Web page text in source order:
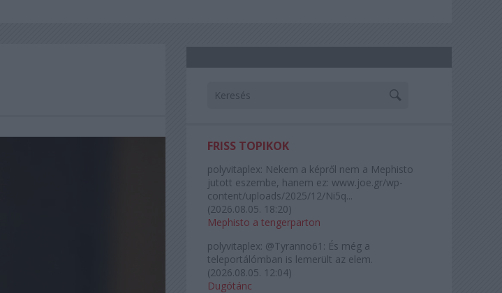
FRISS TOPIKOK
polyvitaplex: Nekem a képről nem a Mephisto
jutott eszembe, hanem ez: www.joe.gr/wp-
content/uploads/2025/12/Ni5q...
(2026.08.05. 18:20)
Mephisto a tengerparton
polyvitaplex: @Tyranno61: És még a
teleportálómban is lemerült az elem.
(2026.08.05. 12:04)
Dugótánc